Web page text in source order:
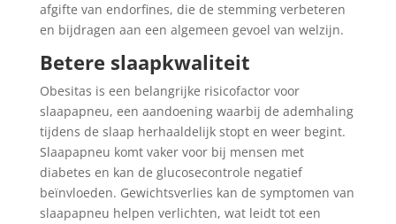
afgifte van endorfines, die de stemming verbeteren
en bijdragen aan een algemeen gevoel van welzijn.
Betere slaapkwaliteit
Obesitas is een belangrijke risicofactor voor
slaapapneu, een aandoening waarbij de ademhaling
tijdens de slaap herhaaldelijk stopt en weer begint.
Slaapapneu komt vaker voor bij mensen met
diabetes en kan de glucosecontrole negatief
beïnvloeden. Gewichtsverlies kan de symptomen van
slaapapneu helpen verlichten, wat leidt tot een